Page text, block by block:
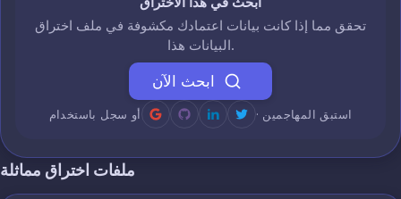
تحقق مما إذا كانت بيانات اعتمادك مكشوفة في ملف اختراق
البيانات هذا.
ابحث الآن
أو سجل باستخدام · استبق المهاجمين
ملفات اختراق مماثلة